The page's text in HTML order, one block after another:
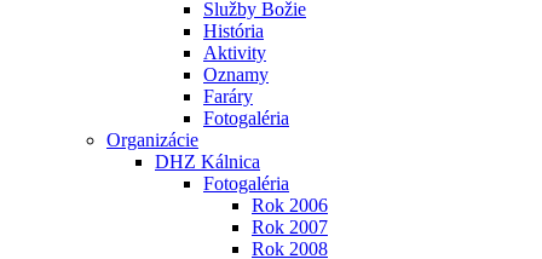
Služby Božie
História
Aktivity
Oznamy
Faráry
Fotogaléria
Organizácie
DHZ Kálnica
Fotogaléria
Rok 2006
Rok 2007
Rok 2008